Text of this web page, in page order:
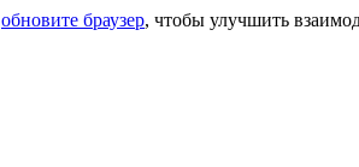
обновите браузер, чтобы улучшить